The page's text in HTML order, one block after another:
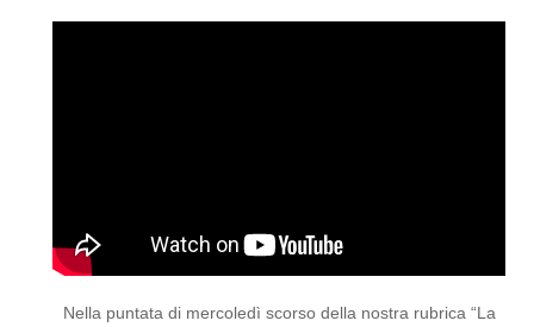
Nella puntata di mercoledì scorso della nostra rubrica “La